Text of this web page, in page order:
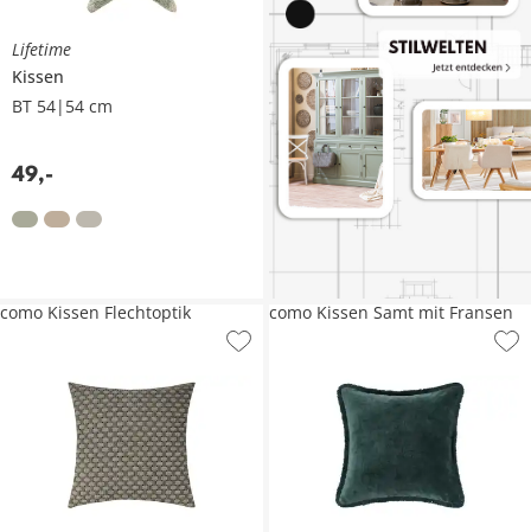
Lifetime
Kissen
BT 54|54 cm
49,-
como Kissen Flechtoptik como Kissen Samt mit Fransen